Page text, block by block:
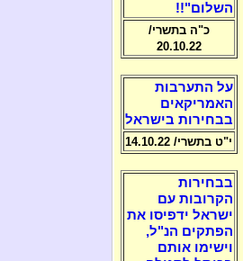
השלום"!!
כ"ה בתשרי/
20.10.22
על התערבות
האמריקאים
בבחירות בישראל
י"ט בתשרי/ 14.10.22
בבחירות
הקרובות עם
ישראל ידפיסו את
הפתקים הנ"ל,
וישימו אותם